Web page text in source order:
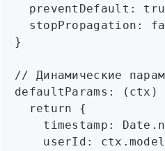
  preventDefault
:
  stopPropagation
:
}
// Динамические
defaultParams : (ctx)
  return
{
    timestamp
: Date
    userId
: ctx . model